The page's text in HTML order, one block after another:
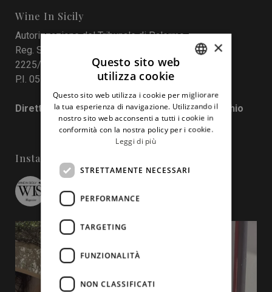
Wine In Sicily
Autorizzazione del Tribunale di Palermo
Reg. Stampa nr. 4 del 10 maggio 2017 Num. Reg.
2225/2017
P.I. 05130190829
Direttore responsabile: Francesco Pensovecchio
Instagram
wineinsicily
ENGLISH
×
Questo sito web
utilizza cookie
Questo sito web utilizza i cookie per migliorare
la tua esperienza di navigazione. Utilizzando il
nostro sito web acconsenti a tutti i cookie in
conformità con la nostra policy per i cookie.
Leggi di più
STRETTAMENTE NECESSARI
PERFORMANCE
TARGETING
FUNZIONALITÀ
NON CLASSIFICATI